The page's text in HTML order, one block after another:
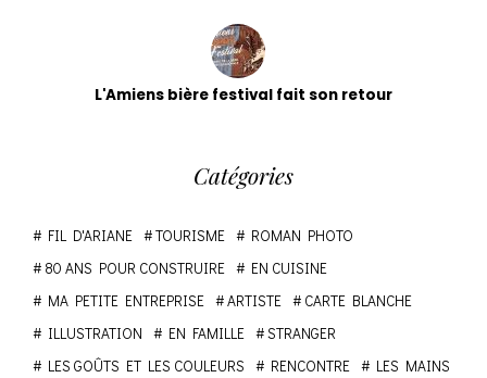
L'Amiens bière festival fait son retour
Catégories
FIL D'ARIANE TOURISME
ROMAN PHOTO
80 ANS POUR CONSTRUIRE
EN CUISINE
MA PETITE ENTREPRISE
ARTISTE
CARTE BLANCHE
ILLUSTRATION
EN FAMILLE
STRANGER
LES GOÛTS ET LES COULEURS
RENCONTRE
LES MAINS